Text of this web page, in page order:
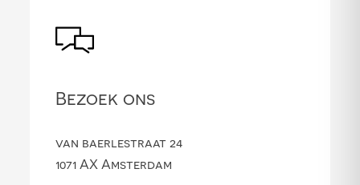
Bezoek ons
van baerlestraat 24
1071 AX Amsterdam